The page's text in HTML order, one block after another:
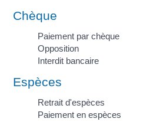
Chèque
Paiement par chèque
Opposition
Interdit bancaire
Espèces
Retrait d'espèces
Paiement en espèces